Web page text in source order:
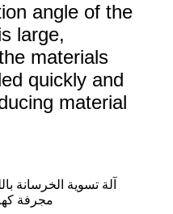
angle of the
large,
materials
quickly and
material